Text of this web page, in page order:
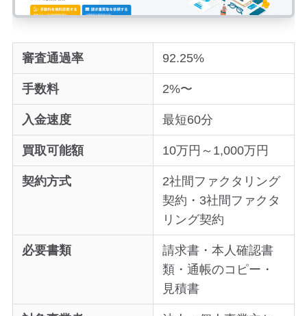
審査通過率 92.25%
手数料 2%〜
入金速度 最短60分
買取可能額 10万円～1,000万円
契約方式
2社間ファクタリング
契約・3社間ファクタ
リング契約
必要書類
請求書・本人確認書
類・通帳のコピー・
見積書